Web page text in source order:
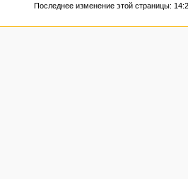
Последнее изменение этой страницы: